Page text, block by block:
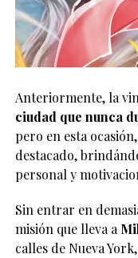
Anteriormente, la
ciudad que nunca
pero en esta
destacado,
personal y
Sin entrar en
misión que lleva a
calles de Nueva